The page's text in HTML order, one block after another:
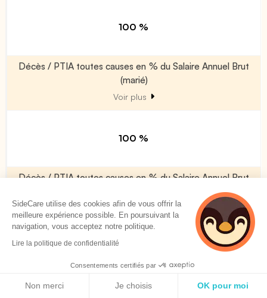
100 %
Décès / PTIA toutes causes en % du Salaire Annuel Brut
(marié)
Voir plus
100 %
Décès / PTIA toutes causes en % du Salaire Annuel Brut
Voir plus
Décès accident (en % du Décès/PTIA)
SideCare utilise des cookies afin de vous offrir la
meilleure expérience possible. En poursuivant la
navigation, vous acceptez notre politique.
Lire la politique de confidentialité
Consentements certifiés par
Non merci Je choisis OK pour moi